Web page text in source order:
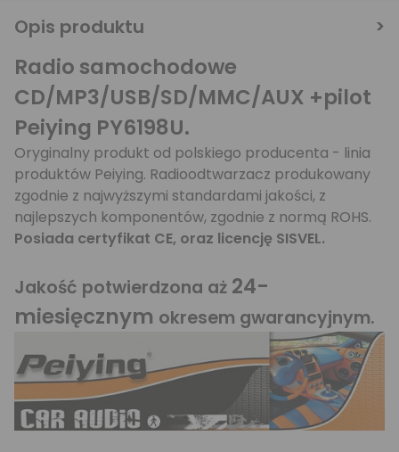
Opis produktu
Radio samochodowe
CD/MP3/USB/SD/MMC/AUX +pilot
Peiying PY6198U.
Oryginalny produkt od polskiego producenta - linia
produktów Peiying. Radioodtwarzacz produkowany
zgodnie z najwyższymi standardami jakości, z
najlepszych komponentów, zgodnie z normą ROHS.
Posiada certyfikat CE, oraz licencję SISVEL.
Jakość potwierdzona aż 24-
miesięcznym okresem gwarancyjnym.